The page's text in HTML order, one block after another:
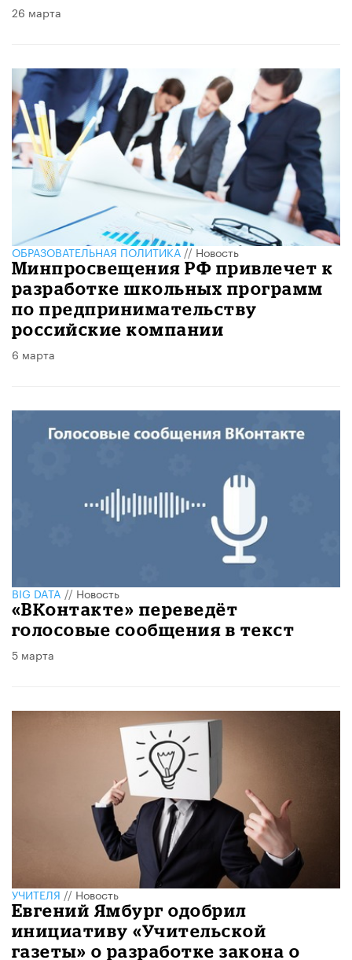
26 марта
ОБРАЗОВАТЕЛЬНАЯ ПОЛИТИКА//Новость
Минпросвещения РФ привлечет к
разработке школьных программ
по предпринимательству
российские компании
6 марта
BIG DATA//Новость
«ВКонтакте» переведёт
голосовые сообщения в текст
5 марта
УЧИТЕЛЯ//Новость
Евгений Ямбург одобрил
инициативу «Учительской
газеты» о разработке закона о